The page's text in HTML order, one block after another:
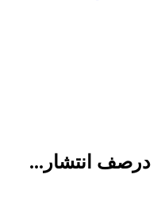
درصف انتشار...